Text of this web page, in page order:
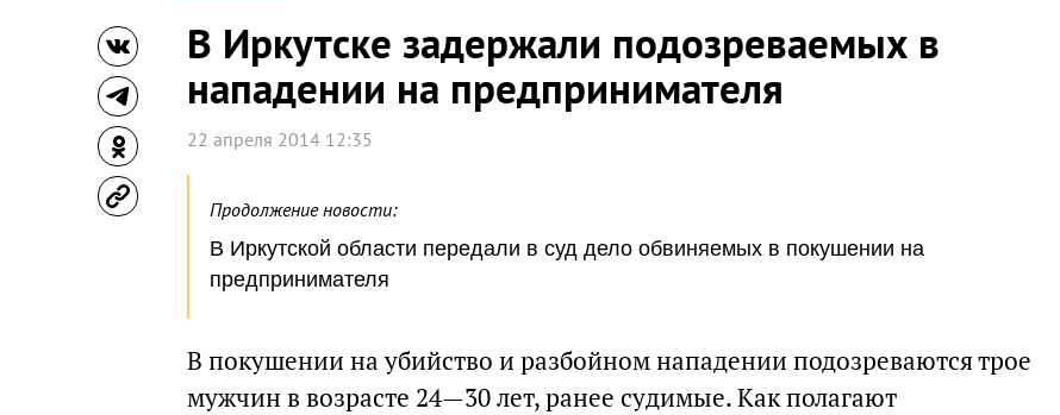
В Иркутске задержали подозреваемых в
нападении на предпринимателя
22 апреля 2014 12:35
Продолжение новости:
В Иркутской области передали в суд дело обвиняемых в покушении на
предпринимателя
В покушении на убийство и разбойном нападении подозреваются трое
мужчин в возрасте 24—30 лет, ранее судимые. Как полагают